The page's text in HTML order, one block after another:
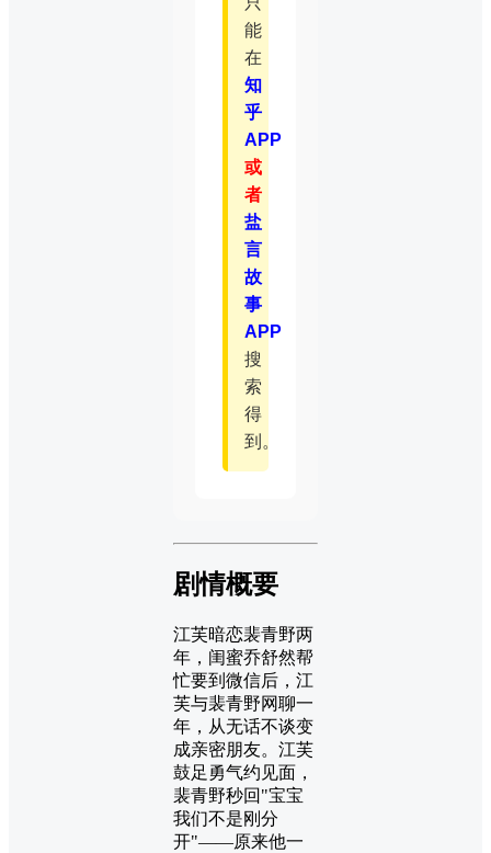
能
在
知
乎
APP
或
者
盐
言
故
事
APP
搜
索
得
到。
剧情概要
江芙暗恋裴青野两
年，闺蜜乔舒然帮
忙要到微信后，江
芙与裴青野网聊一
年，从无话不谈变
成亲密朋友。江芙
鼓足勇气约见面，
裴青野秒回"宝宝
我们不是刚分
开"——原来他一